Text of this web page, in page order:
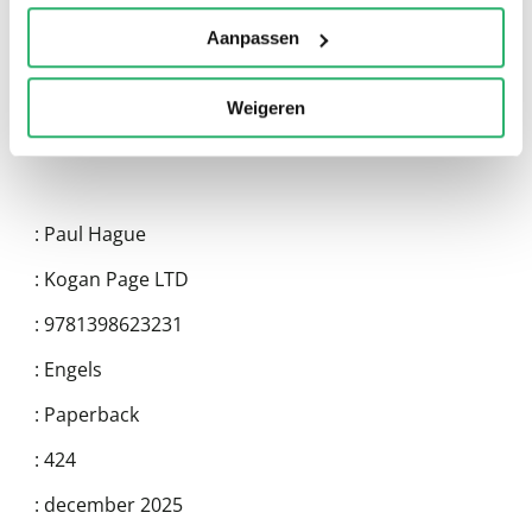
Aanpassen
Weigeren
: Paul Hague
: Kogan Page LTD
: 9781398623231
: Engels
: Paperback
: 424
: december 2025